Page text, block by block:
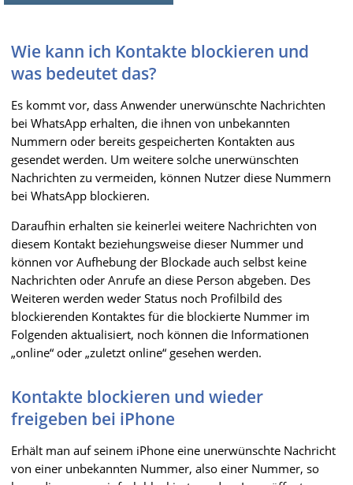
Wie kann ich Kontakte blockieren und
was bedeutet das?
Es kommt vor, dass Anwender unerwünschte Nachrichten
bei WhatsApp erhalten, die ihnen von unbekannten
Nummern oder bereits gespeicherten Kontakten aus
gesendet werden. Um weitere solche unerwünschten
Nachrichten zu vermeiden, können Nutzer diese Nummern
bei WhatsApp blockieren.
Daraufhin erhalten sie keinerlei weitere Nachrichten von
diesem Kontakt beziehungsweise dieser Nummer und
können vor Aufhebung der Blockade auch selbst keine
Nachrichten oder Anrufe an diese Person abgeben. Des
Weiteren werden weder Status noch Profilbild des
blockierenden Kontaktes für die blockierte Nummer im
Folgenden aktualisiert, noch können die Informationen
„online“ oder „zuletzt online“ gesehen werden.
Kontakte blockieren und wieder
freigeben bei iPhone
Erhält man auf seinem iPhone eine unerwünschte Nachricht
von einer unbekannten Nummer, also einer Nummer, so